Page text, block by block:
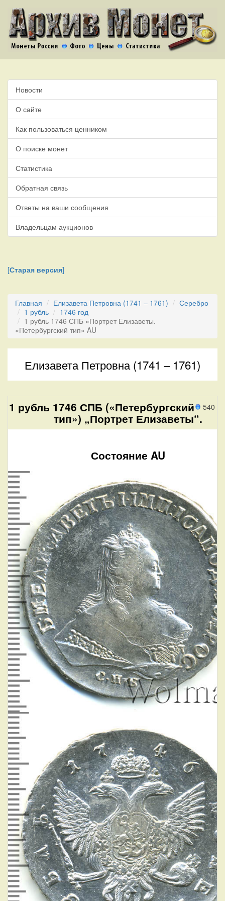
Новости
О сайте
Как пользоваться ценником
О поиске монет
Статистика
Обратная связь
Ответы на ваши сообщения
Владельцам аукционов
[Старая версия]
Главная Елизавета Петровна (1741 – 1761)
Серебро
1 рубль
1746 год
1 рубль 1746 СПБ «Портрет Елизаветы.
«Петербургский тип» AU
Елизавета Петровна (1741 – 1761)
540
1 рубль 1746 СПБ («Петербургский
тип») „Портрет Елизаветы“.
Состояние AU